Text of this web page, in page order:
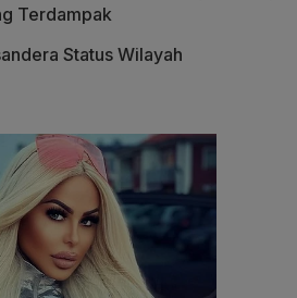
Terdampak
Status Wilayah